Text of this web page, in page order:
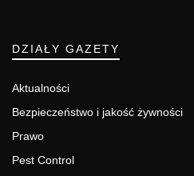
DZIAŁY GAZETY
Aktualności
Bezpieczeństwo i jakość żywności
Prawo
Pest Control